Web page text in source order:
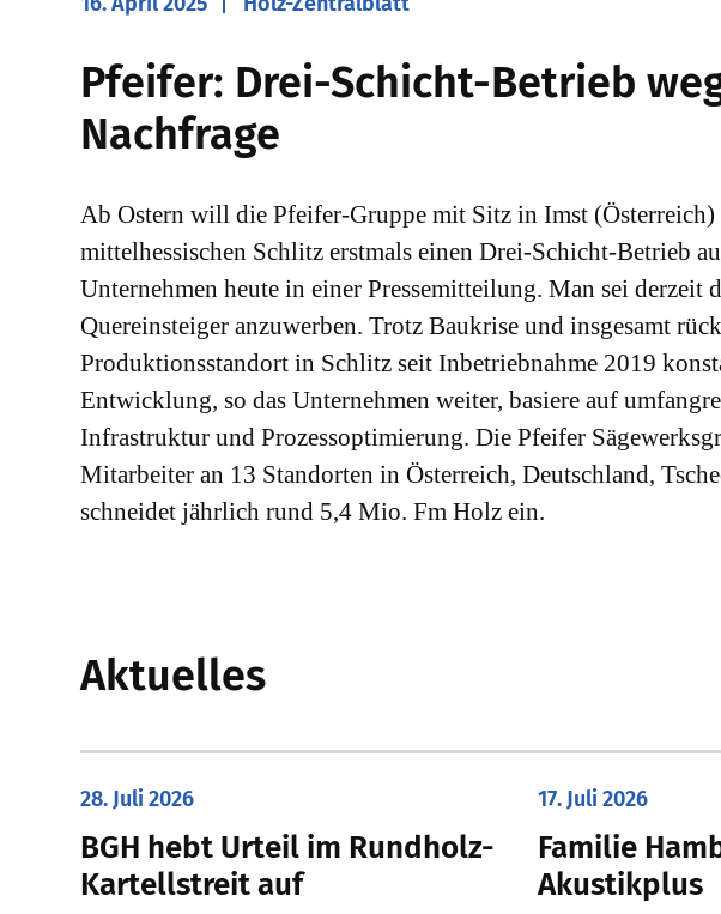
Pfeifer: Drei-Schicht-Betrieb
Nachfrage
Ab Ostern will die Pfeifer-Gruppe mit Sitz in Imst
mittelhessischen Schlitz erstmals einen Drei-Schicht-Betrieb
Unternehmen heute in einer Pressemitteilung. Man sei derzeit
Quereinsteiger anzuwerben. Trotz Baukrise und insgesamt
Produktionsstandort in Schlitz seit Inbetriebnahme 2019
Entwicklung, so das Unternehmen weiter, basiere auf
Infrastruktur und Prozessoptimierung. Die Pfeifer
Mitarbeiter an 13 Standorten in Österreich, Deutschland,
schneidet jährlich rund 5,4 Mio. Fm Holz ein.
Aktuelles
28. Juli 2026
​BGH hebt Urteil im Rundholz-
Kartellstreit auf
17. Juli 2026
Familie
Akustikplus